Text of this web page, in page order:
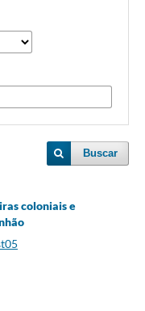
Buscar
coloniais e